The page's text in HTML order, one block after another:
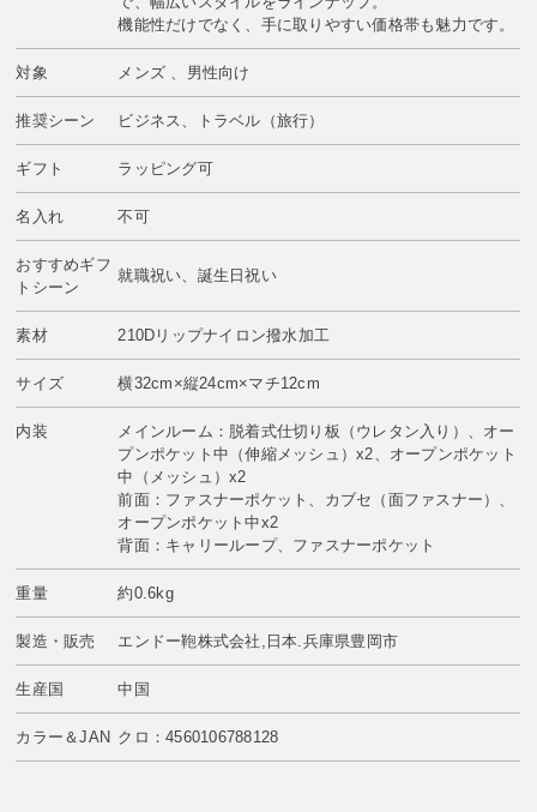
機能性だけでなく、手に取りやすい価格帯も魅力です。
対象 メンズ 、男性向け
推奨シーン ビジネス、トラベル（旅行）
ギフト ラッピング可
名入れ 不可
おすすめギフ
トシーン
就職祝い、誕生日祝い
素材 210Dリップナイロン撥水加工
サイズ 横32cm×縦24cm×マチ12cm
内装
メインルーム：脱着式仕切り板（ウレタン入り）、オー
プンポケット中（伸縮メッシュ）x2、オープンポケット
中（メッシュ）x2
前面：ファスナーポケット、カブセ（面ファスナー）、
オープンポケット中x2
背面：キャリーループ、ファスナーポケット
重量 約0.6kg
製造・販売 エンドー鞄株式会社,日本.兵庫県豊岡市
生産国 中国
カラー＆JAN クロ：4560106788128